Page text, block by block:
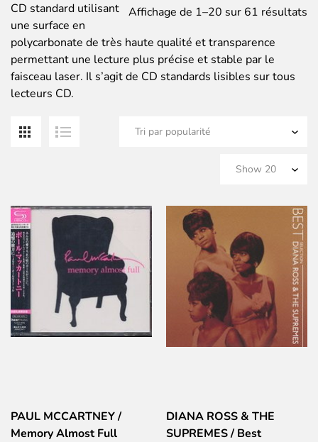
Affichage de 1–20 sur 61 résultats
CD standard utilisant
une surface en
polycarbonate de très haute qualité et transparence
permettant une lecture plus précise et stable par le
faisceau laser. Il s’agit de CD standards lisibles sur tous
lecteurs CD.
PAUL MCCARTNEY /
Memory Almost Full
DIANA ROSS & THE
SUPREMES / Best